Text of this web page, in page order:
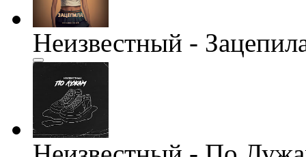
Неизвестный -